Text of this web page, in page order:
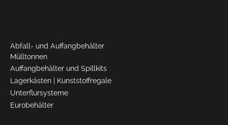
Abfall- und Auffangbehälter
Mülltonnen
Auffangbehälter und Spillkits
Lagerkästen | Kunststoffregale
Unterflursysteme
Eurobehälter